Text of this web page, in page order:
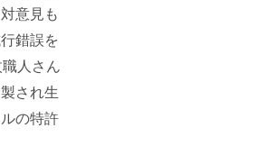
意見も
錯誤を
人さん
され生
の特許